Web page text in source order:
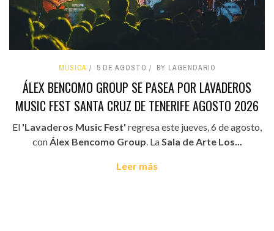
MÚSICA 5 DE AGOSTO BY LAGENDARIO
ÁLEX BENCOMO GROUP SE PASEA POR LAVADEROS
MUSIC FEST SANTA CRUZ DE TENERIFE AGOSTO 2026
El 'Lavaderos Music Fest' regresa este jueves, 6 de agosto,
conÁlex Bencomo Group. LaSala de Arte Los...
Leer más